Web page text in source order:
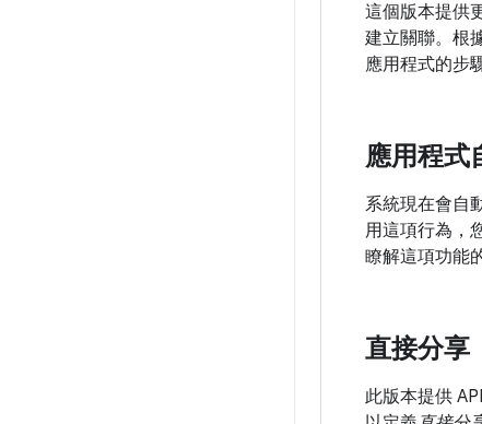
這個版本提供
建立關聯。根
應用程式的步
應用程式
系統現在會自
用這項行為，
瞭解這項功能
直接分享
此版本提供